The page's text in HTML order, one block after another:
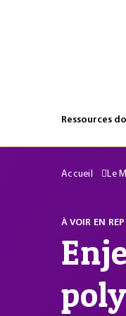
Ressources
Accueil Le
À VOIR EN